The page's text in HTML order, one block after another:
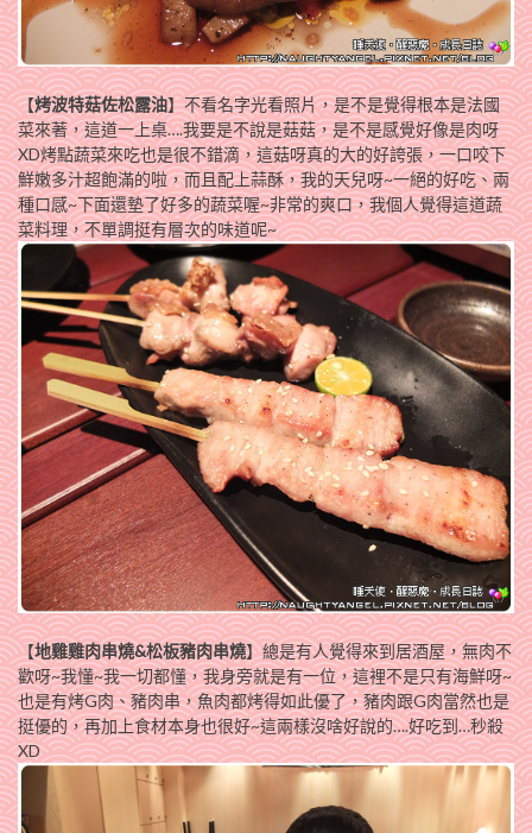
【烤波特菇佐松露油】不看名字光看照片，是不是覺得根本是法國
菜來著，這道一上桌….我要是不說是菇菇，是不是感覺好像是肉呀
XD烤點蔬菜來吃也是很不錯滴，這菇呀真的大的好誇張，一口咬下
鮮嫩多汁超飽滿的啦，而且配上蒜酥，我的天兒呀~一絕的好吃、兩
種口感~下面還墊了好多的蔬菜喔~非常的爽口，我個人覺得這道蔬
菜料理，不單調挺有層次的味道呢~
【地雞雞肉串燒&松板豬肉串燒】總是有人覺得來到居酒屋，無肉不
歡呀~我懂~我一切都懂，我身旁就是有一位，這裡不是只有海鮮呀~
也是有烤G肉、豬肉串，魚肉都烤得如此優了，豬肉跟G肉當然也是
挺優的，再加上食材本身也很好~這兩樣沒啥好說的….好吃到…秒殺
XD